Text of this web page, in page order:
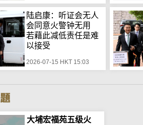
陆启康：听证会无人
会同意火警钟无用
若藉此减低责任是难
以接受
2026-07-15 HKT 15:03
大埔宏福苑五级火